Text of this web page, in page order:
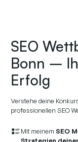
SEO
Bonn –
Erfolg
Verstehe deine
professionellen SEO
Mit meinem SEO